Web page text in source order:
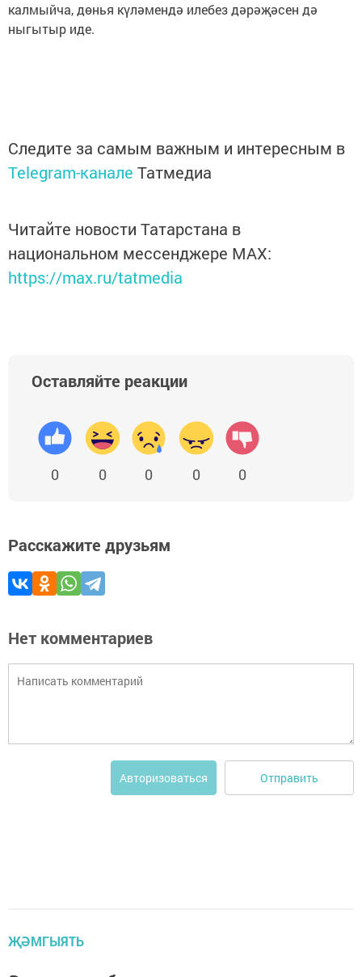
калмыйча, дөнья күләмендә илебез дәрәҗәсен дә
ныгытыр иде.
Следите за самым важным и интересным в
Telegram-канале Татмедиа
Читайте новости Татарстана в
национальном мессенджере MАХ:
https://max.ru/tatmedia
Оставляйте реакции
0 0 0 0 0
Расскажите друзьям
Нет комментариев
Авторизоваться Отправить
ҖӘМГЫЯТЬ